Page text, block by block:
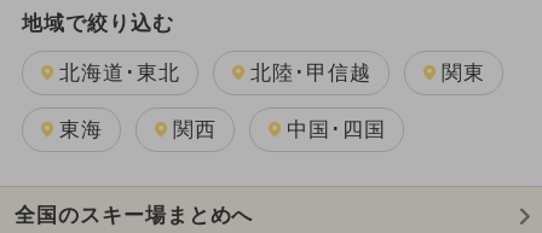
地域で絞り込む
北海道･東北 北陸･甲信越 関東
東海 関西 中国･四国
全国のスキー場まとめへ